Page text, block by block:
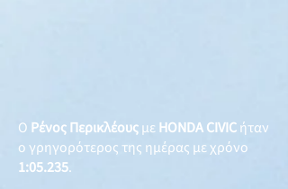
O Pένος Περικλέουςμε HONDA CIVICήταν
ο γρηγορότερος της ημέρας με χρόνο
1:05.235.